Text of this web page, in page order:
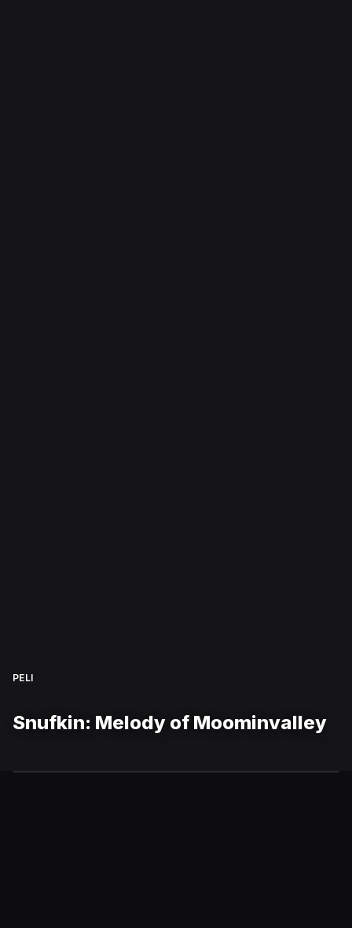
PELI
Snufkin: Melody of Moominvalley